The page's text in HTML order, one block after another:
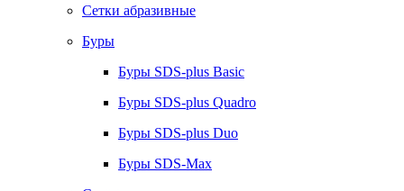
Сетки абразивные
Буры
Буры SDS-plus Basic
Буры SDS-plus Quadro
Буры SDS-plus Duo
Буры SDS-Max